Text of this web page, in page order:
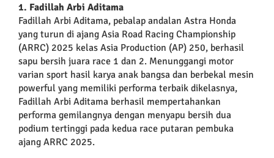
1. Fadillah Arbi Aditama
Fadillah Arbi Aditama, pebalap andalan Astra Honda
yang turun di ajang Asia Road Racing Championship
(ARRC) 2025 kelas Asia Production (AP) 250, berhasil
sapu bersih juara race 1 dan 2. Menunggangi motor
varian sport hasil karya anak bangsa dan berbekal mesin
powerful yang memiliki performa terbaik dikelasnya,
Fadillah Arbi Aditama berhasil mempertahankan
performa gemilangnya dengan menyapu bersih dua
podium tertinggi pada kedua race putaran pembuka
ajang ARRC 2025.